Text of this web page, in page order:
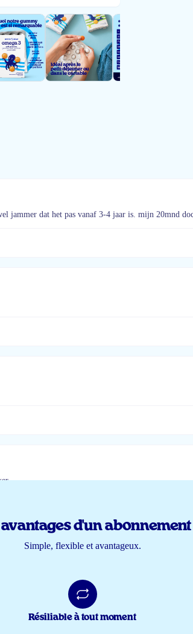
jammer dat het pas vanaf 3-4 jaar is. mijn 20mnd
d'un abonnement
Simple, flexible et avantageux.
Résiliable à tout moment